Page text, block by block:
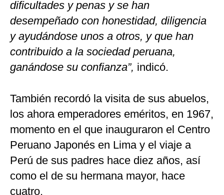
dificultades y penas y se han
desempeñado con honestidad, diligencia
y ayudándose unos a otros, y que han
contribuido a la sociedad peruana,
ganándose su confianza”, indicó.
También recordó la visita de sus abuelos,
los ahora emperadores eméritos, en 1967,
momento en el que inauguraron el Centro
Peruano Japonés en Lima y el viaje a
Perú de sus padres hace diez años, así
como el de su hermana mayor, hace
cuatro.